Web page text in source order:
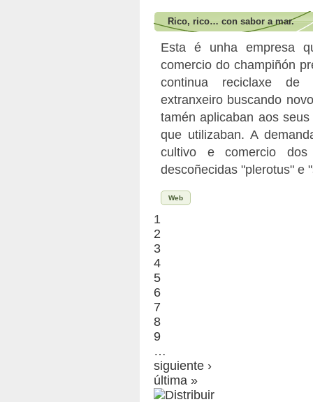
Rico, rico… con sabor a mar.
Esta é unha empresa
comercio do champiñón
continua reciclaxe de
extranxeiro buscando
tamén aplicaban aos
que utilizaban. A
cultivo e comercio dos
descoñecidas "plerotus" e
Web
1
2
3
4
5
6
7
8
9
…
siguiente ›
última »